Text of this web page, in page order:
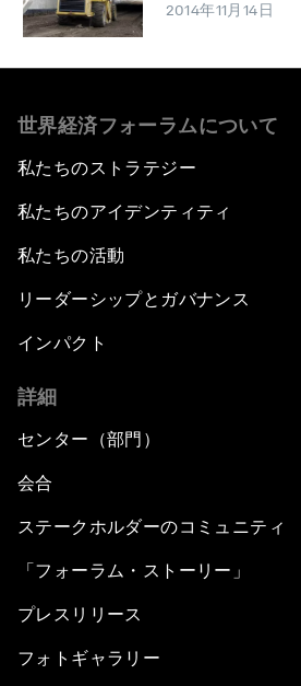
2014年11月14日
世界経済フォーラムについて
私たちのストラテジー
私たちのアイデンティティ
私たちの活動
リーダーシップとガバナンス
インパクト
詳細
センター（部門）
会合
ステークホルダーのコミュニティ
「フォーラム・ストーリー」
プレスリリース
フォトギャラリー